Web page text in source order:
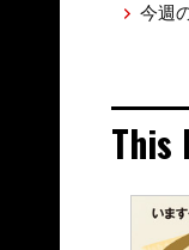
今週
This